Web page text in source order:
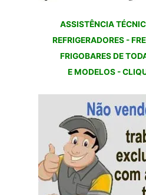
ASSISTÊNCIA
REFRIGERADORES -
FRIGOBARES DE
E MODELOS -